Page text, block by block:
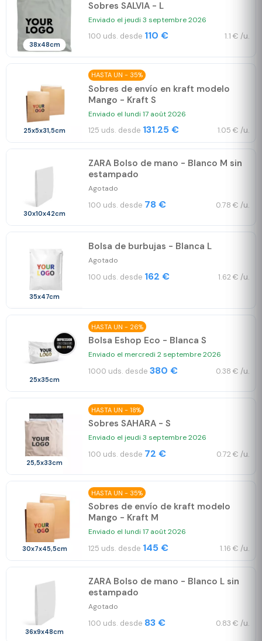
38x48cm
Sobres SALVIA - L
Enviado el jeudi 3 septembre 2026
100 uds. desde 110 € 1.1 € /u.
25x5x31,5cm
HASTA UN - 35%
Sobres de envío en kraft modelo
Mango - Kraft S
Enviado el lundi 17 août 2026
125 uds. desde 131.25 € 1.05 € /u.
30x10x42cm
ZARA Bolso de mano - Blanco M sin
estampado
Agotado
100 uds. desde 78 € 0.78 € /u.
35x47cm
Bolsa de burbujas - Blanca L
Agotado
100 uds. desde 162 € 1.62 € /u.
25x35cm
HASTA UN - 26%
Bolsa Eshop Eco - Blanca S
Enviado el mercredi 2 septembre 2026
1000 uds. desde 380 € 0.38 € /u.
25,5x33cm
HASTA UN - 18%
Sobres SAHARA - S
Enviado el jeudi 3 septembre 2026
100 uds. desde 72 € 0.72 € /u.
30x7x45,5cm
HASTA UN - 35%
Sobres de envío de kraft modelo
Mango - Kraft M
Enviado el lundi 17 août 2026
125 uds. desde 145 € 1.16 € /u.
36x9x48cm
ZARA Bolso de mano - Blanco L sin
estampado
Agotado
100 uds. desde 83 € 0.83 € /u.